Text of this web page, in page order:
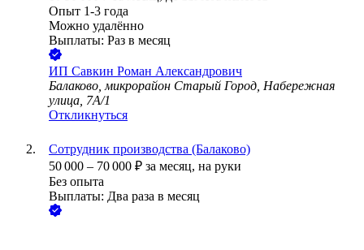
Опыт 1-3 года
Можно удалённо
Выплаты: Раз в месяц
ИП Савкин Роман Александрович
Балаково, микрорайон Старый Город, Набережная
улица, 7А/1
Откликнуться
Сотрудник производства (Балаково)
50 000 – 70 000 ₽ за месяц, на руки
Без опыта
Выплаты: Два раза в месяц